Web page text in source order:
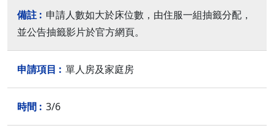
申請人數如大於床位數，由住服一組抽籤分配，
並公告抽籤影片於官方網頁。
單人房及家庭房
3/6